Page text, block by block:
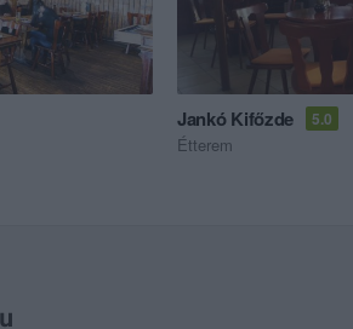
Jankó Kifőzde 5.0
Étterem